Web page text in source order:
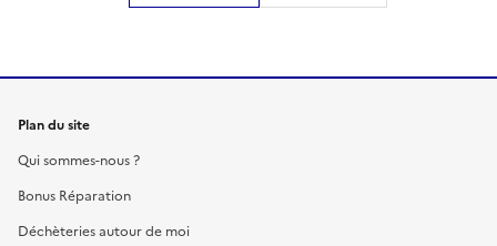
Plan du site
Qui sommes-nous ?
Bonus Réparation
Déchèteries autour de moi